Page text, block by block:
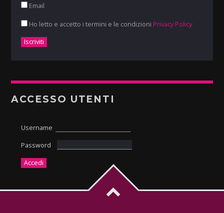
Email
Ho letto e accetto i termini e le condizioni Privacy Policy
ACCESSO UTENTI
Username
Password